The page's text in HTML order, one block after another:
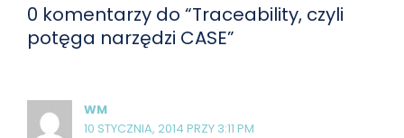
0 komentarzy do “Traceability, czyli
potęga narzędzi CASE”
WM
10 STYCZNIA, 2014 PRZY 3:11 PM